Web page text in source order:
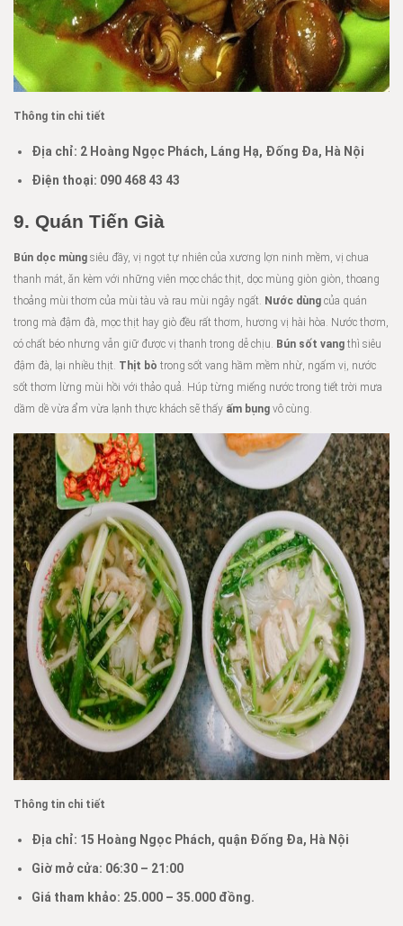
Thông tin chi tiết
Địa chỉ: 2 Hoàng Ngọc Phách, Láng Hạ, Đống Đa, Hà Nội
Điện thoại: 090 468 43 43
9. Quán Tiến Già
Bún dọc mùng siêu đầy, vị ngọt tự nhiên của xương lợn ninh mềm, vị chua
thanh mát, ăn kèm với những viên mọc chắc thịt, dọc mùng giòn giòn, thoang
thoảng mùi thơm của mùi tàu và rau mùi ngây ngất. Nước dùng của quán
trong mà đậm đà, mọc thịt hay giò đều rất thơm, hương vị hài hòa. Nước thơm,
có chất béo nhưng vẫn giữ được vị thanh trong dễ chịu. Bún sốt vang thì siêu
đậm đà, lại nhiều thịt. Thịt bò trong sốt vang hầm mềm nhừ, ngấm vị, nước
sốt thơm lừng mùi hồi với thảo quả. Húp từng miếng nước trong tiết trời mưa
dầm dề vừa ẩm vừa lạnh thực khách sẽ thấy ấm bụng vô cùng.
Thông tin chi tiết
Địa chỉ: 15 Hoàng Ngọc Phách, quận Đống Đa, Hà Nội
Giờ mở cửa: 06:30 – 21:00
Giá tham khảo: 25.000 – 35.000 đồng.